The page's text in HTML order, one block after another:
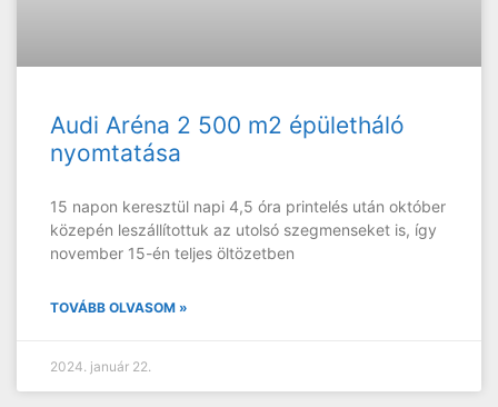
Audi Aréna 2 500 m2 épületháló
nyomtatása
15 napon keresztül napi 4,5 óra printelés után október
közepén leszállítottuk az utolsó szegmenseket is, így
november 15-én teljes öltözetben
TOVÁBB OLVASOM »
2024. január 22.